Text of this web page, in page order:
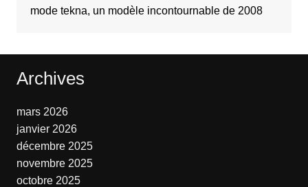
mode tekna, un modèle incontournable de 2008
Archives
mars 2026
janvier 2026
décembre 2025
novembre 2025
octobre 2025